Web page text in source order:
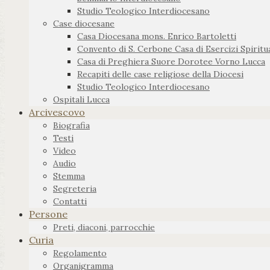
Studio Teologico Interdiocesano
Case diocesane
Casa Diocesana mons. Enrico Bartoletti
Convento di S. Cerbone Casa di Esercizi
Casa di Preghiera Suore Dorotee Vorno Lucca
Recapiti delle case religiose della Diocesi
Studio Teologico Interdiocesano
Ospitali Lucca
Arcivescovo
Biografia
Testi
Video
Audio
Stemma
Segreteria
Contatti
Persone
Preti, diaconi, parrocchie
Curia
Regolamento
Organigramma